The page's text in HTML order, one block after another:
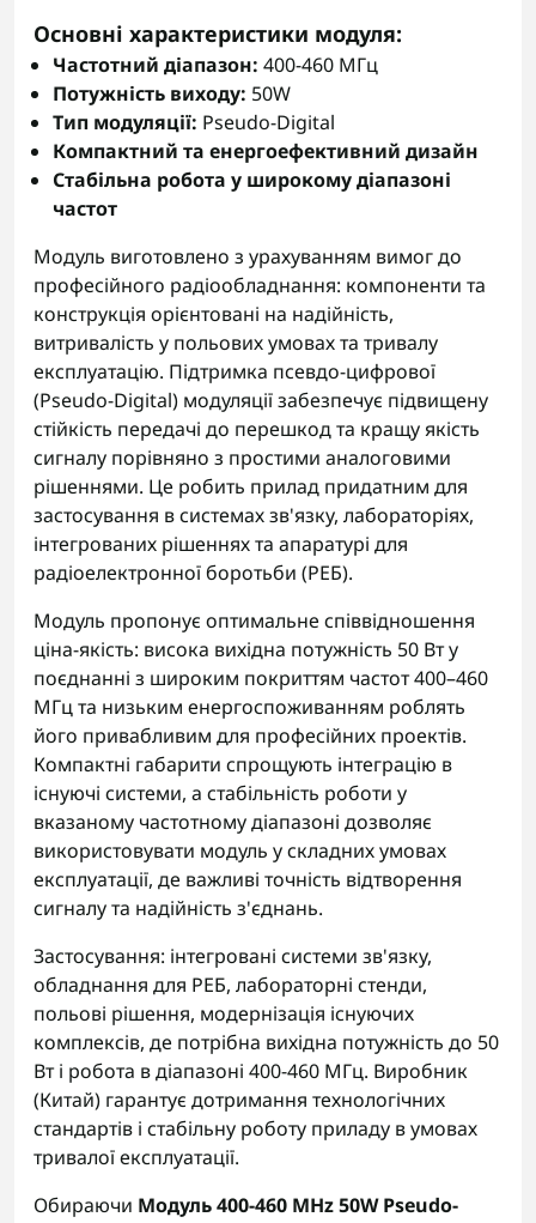
Основні характеристики модуля:
Частотний діапазон: 400-460 МГц
Потужність виходу: 50W
Тип модуляції: Pseudo-Digital
Компактний та енергоефективний дизайн
Стабільна робота у широкому діапазоні
частот
Модуль виготовлено з урахуванням вимог до
професійного радіообладнання: компоненти та
конструкція орієнтовані на надійність,
витривалість у польових умовах та тривалу
експлуатацію. Підтримка псевдо-цифрової
(Pseudo-Digital) модуляції забезпечує підвищену
стійкість передачі до перешкод та кращу якість
сигналу порівняно з простими аналоговими
рішеннями. Це робить прилад придатним для
застосування в системах зв'язку, лабораторіях,
інтегрованих рішеннях та апаратурі для
радіоелектронної боротьби (РЕБ).
Модуль пропонує оптимальне співвідношення
ціна-якість: висока вихідна потужність 50 Вт у
поєднанні з широким покриттям частот 400–460
МГц та низьким енергоспоживанням роблять
його привабливим для професійних проектів.
Компактні габарити спрощують інтеграцію в
існуючі системи, а стабільність роботи у
вказаному частотному діапазоні дозволяє
використовувати модуль у складних умовах
експлуатації, де важливі точність відтворення
сигналу та надійність з'єднань.
Застосування: інтегровані системи зв'язку,
обладнання для РЕБ, лабораторні стенди,
польові рішення, модернізація існуючих
комплексів, де потрібна вихідна потужність до 50
Вт і робота в діапазоні 400-460 МГц. Виробник
(Китай) гарантує дотримання технологічних
стандартів і стабільну роботу приладу в умовах
тривалої експлуатації.
Обираючи Модуль 400-460 MHz 50W Pseudo-